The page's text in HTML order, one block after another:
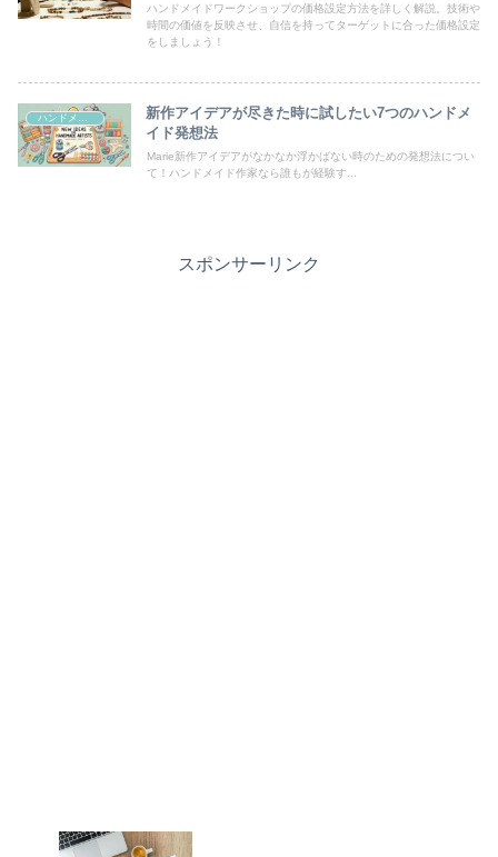
ハンドメイドワークショップの価格設定方法を詳しく解説。技術や
時間の価値を反映させ、自信を持ってターゲットに合った価格設定
をしましょう！
新作アイデアが尽きた時に試したい7つのハンドメ
イド発想法
Marie新作アイデアがなかなか浮かばない時のための発想法につい
て！ハンドメイド作家なら誰もが経験す...
スポンサーリンク